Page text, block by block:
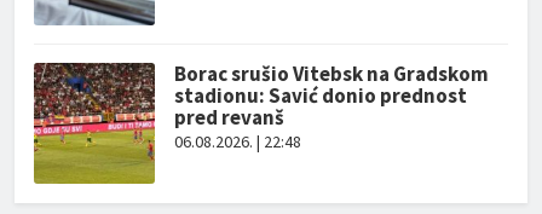
Borac srušio Vitebsk na Gradskom
stadionu: Savić donio prednost
pred revanš
06.08.2026. | 22:48